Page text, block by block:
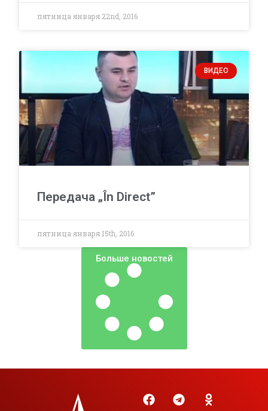
пятница января 22nd, 2016
ВИДЕО
Передача „În Direct”
пятница января 15th, 2016
Больше новостей